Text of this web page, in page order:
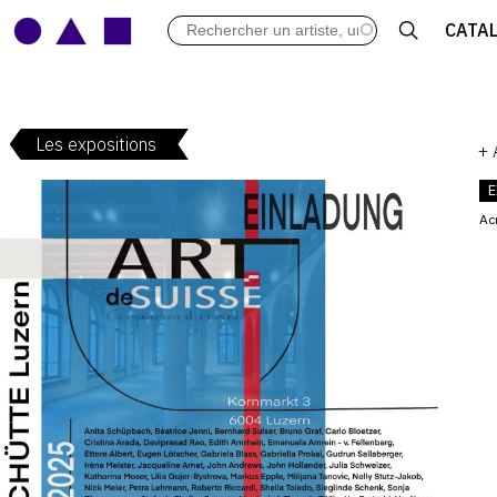
ARCHIVES DES EXPOSITIONS
Les expositions +